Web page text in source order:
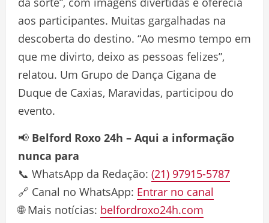
aos participantes. Muitas gargalhadas na
descoberta do destino. “Ao mesmo tempo em
que me divirto, deixo as pessoas felizes”,
relatou. Um Grupo de Dança Cigana de
Duque de Caxias, Maravidas, participou do
evento.
📢 Belford Roxo 24h – Aqui a informação
nunca para
📞 WhatsApp da Redação: (21) 97915-5787
🔗 Canal no WhatsApp: Entrar no canal
🌐 Mais notícias: belfordroxo24h.com